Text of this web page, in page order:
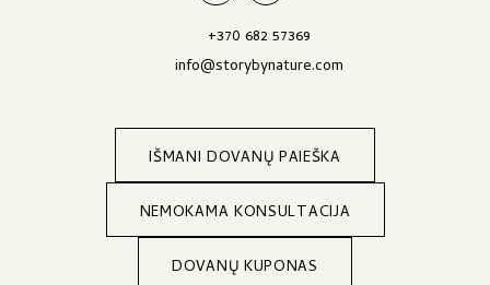
+370 682 57369
info@storybynature.com
IŠMANI DOVANŲ PAIEŠKA
NEMOKAMA KONSULTACIJA
DOVANŲ KUPONAS